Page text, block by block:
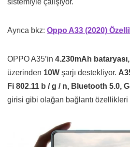
Ayrıca bkz: Oppo A33 (2020)
OPPO A35’in 4.230mAh
üzerinden 10W şarjı destekliyor.
Fi 802.11 b / g / n, Bluetooth 5.0,
girisi gibi olağan bağlantı